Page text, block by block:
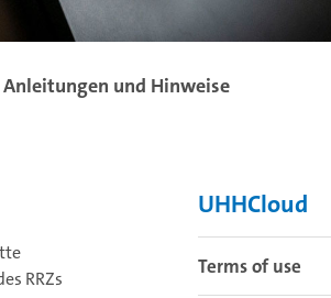
Anleitungen und Hinweise
RRZs
UHHCloud
Terms of use